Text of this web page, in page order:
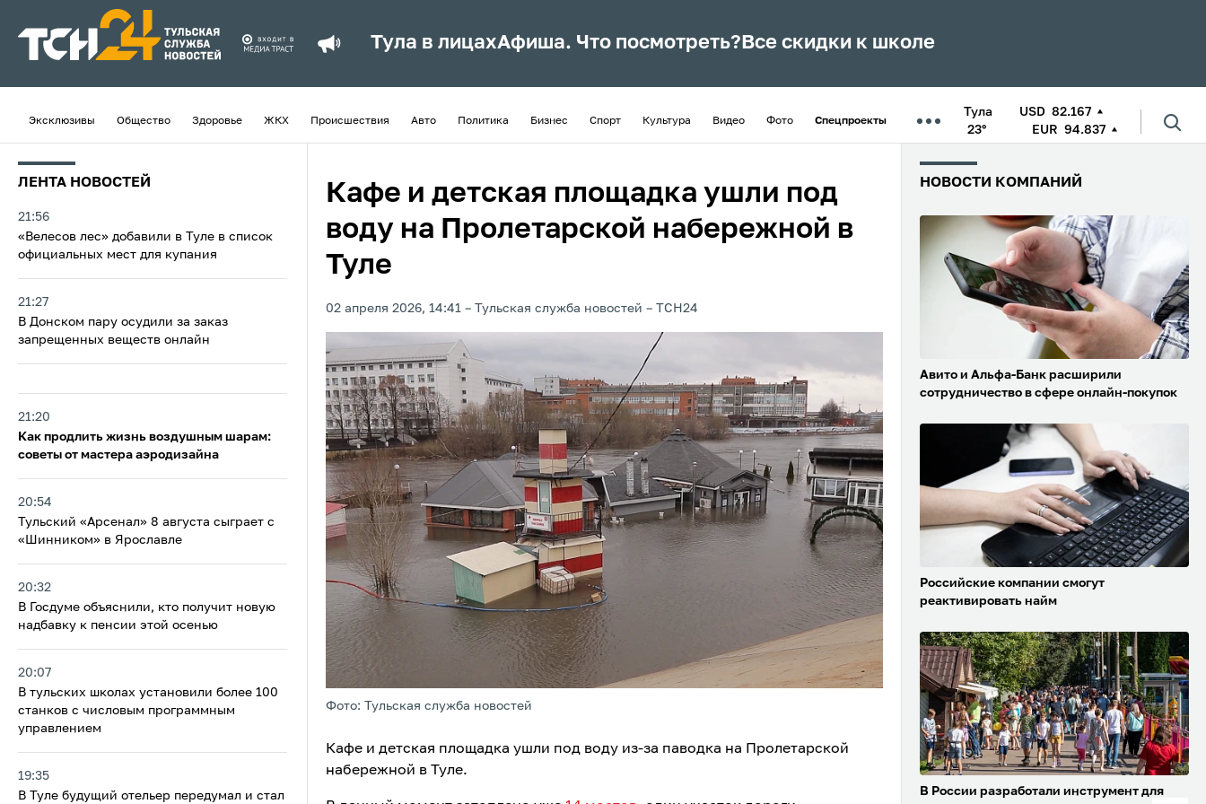
Тула в лицахАфиша. Что посмотреть? Все скидки к школе
Эксклюзивы Общество Здоровье ЖКХ Происшествия Авто Политика Бизнес Спорт Культура Видео Фото Спецпроекты
Тула
23°
USD 82.167
EUR 94.837
ЛЕНТА НОВОСТЕЙ
21:56
«Велесов лес» добавили в Туле в список
официальных мест для купания
21:27
В Донском пару осудили за заказ
запрещенных веществ онлайн
21:20
Как продлить жизнь воздушным шарам:
советы от мастера аэродизайна
20:54
Тульский «Арсенал» 8 августа сыграет с
«Шинником» в Ярославле
20:32
В Госдуме объяснили, кто получит новую
надбавку к пенсии этой осенью
20:07
В тульских школах установили более 100
станков с числовым программным
управлением
19:35
В Туле будущий отельер передумал и стал
Кафе и детская площадка ушли под
воду на Пролетарской набережной в
Туле
02 апреля 2026, 14:41 Тульская служба новостей ТСН24
Фото: Тульская служба новостей
Кафе и детская площадка ушли под воду из-за паводка на Пролетарской
набережной в Туле.
НОВОСТИ КОМПАНИЙ
Авито и Альфа-Банк расширили
сотрудничество в сфере онлайн-покупок
Российские компании смогут
реактивировать найм
В России разработали инструмент для